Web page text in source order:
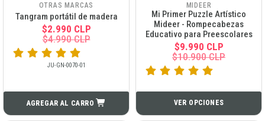
OTRAS MARCAS
Tangram portátil de madera
$2.990 CLP
$4.990 CLP
JU-GN-0070-01
AGREGAR AL CARRO
MIDEER
Mi Primer Puzzle Artístico
Mideer - Rompecabezas
Educativo para Preescolares
$9.990 CLP
$10.900 CLP
VER OPCIONES